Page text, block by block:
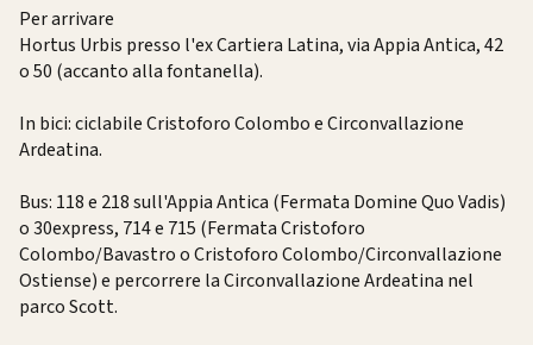
Per arrivare
Hortus Urbis presso l'ex Cartiera Latina, via Appia Antica, 42
o 50 (accanto alla fontanella).
In bici: ciclabile Cristoforo Colombo e Circonvallazione
Ardeatina.
Bus: 118 e 218 sull'Appia Antica (Fermata Domine Quo Vadis)
o 30express, 714 e 715 (Fermata Cristoforo
Colombo/Bavastro o Cristoforo Colombo/Circonvallazione
Ostiense) e percorrere la Circonvallazione Ardeatina nel
parco Scott.